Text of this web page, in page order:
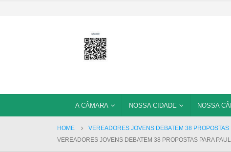
A CÂMARA NOSSA CIDADE NOSSA
HOME VEREADORES JOVENS DEBATEM 38
VEREADORES JOVENS DEBATEM 38 PROPOSTAS PARA